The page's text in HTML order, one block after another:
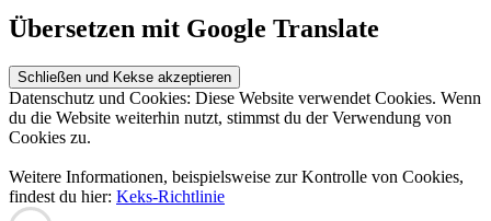
Übersetzen mit Google Translate
Datenschutz und Cookies: Diese Website verwendet Cookies. Wenn
du die Website weiterhin nutzt, stimmst du der Verwendung von
Cookies zu.
Weitere Informationen, beispielsweise zur Kontrolle von Cookies,
findest du hier: Keks-Richtlinie